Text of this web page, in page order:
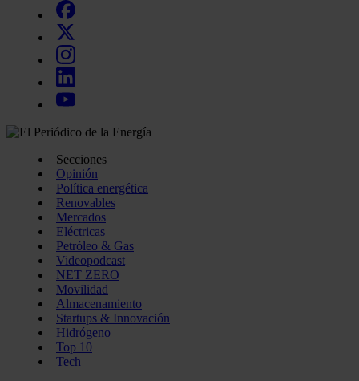
Secciones
Opinión
Política energética
Renovables
Mercados
Eléctricas
Petróleo & Gas
Videopodcast
NET ZERO
Movilidad
Almacenamiento
Startups & Innovación
Hidrógeno
Top 10
Tech